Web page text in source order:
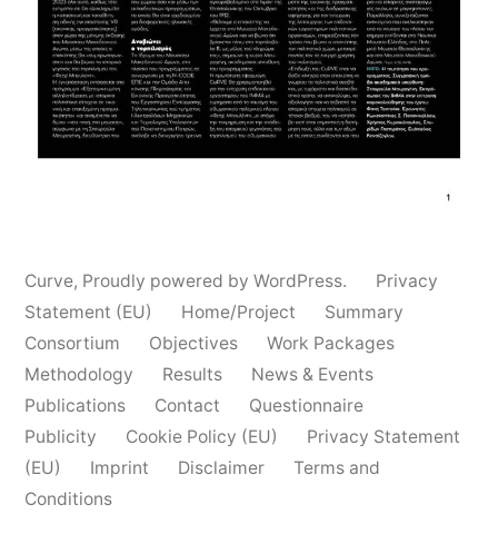
Curve, Proudly powered by WordPress.
Privacy
Statement (EU)
Home/Project
Summary
Consortium
Objectives
Work Packages
Methodology
Results
News & Events
Publications
Contact
Questionnaire
Publicity
Cookie Policy (EU)
Privacy Statement
(EU)
Imprint Disclaimer
Terms and
Conditions